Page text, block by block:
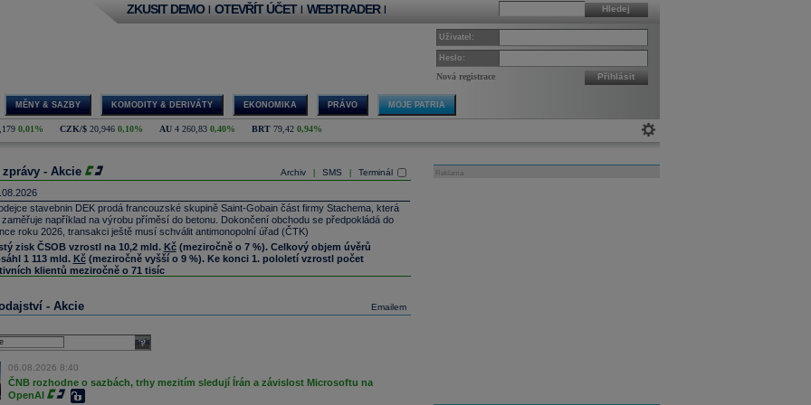
Hledej
ZKUSIT DEMO | OTEVŘÍT ÚČET | WEBTRADER |
Uživatel:
Heslo:
Nová registrace Přihlásit
MĚNY & SAZBY KOMODITY & DERIVÁTY EKONOMIKA PRÁVO MOJE PATRIA
0,01% CZK/$ 20,946 0,10% AU 4 260,83 0,40% BRT 79,42 0,94%
Archiv SMS Terminál
zprávy - Akcie
stavebnin DEK prodá francouzské skupině Saint-Gobain část firmy Stachema, která
například na výrobu příměsí do betonu. Dokončení obchodu se předpokládá do
roku 2026, transakci ještě musí schválit antimonopolní úřad (ČTK)
zisk ČSOB vzrostl na 10,2 mld. Kč(meziročně o 7 %). Celkový objem úvěrů
1 113 mld. Kč(meziročně vyšší o 9 %). Ke konci 1. pololetí vzrostl počet
klientů meziročně o 71 tisíc
oznámilo za 1Q provozní zisk 142,6 mld. jenů (odhad trhu 74,09 mld. jenů)
oznámil za 2Q čisté tržby 10,2 mld.
poklesu o 1,0 % (Bloomberg)
Telekomnavyšuje program odkupu akcií až o 3 mld.EUR(Bloomberg)
očekává ve 3Q upr. provozní zisk 875 mil.
Emailem
- Akcie
select
06.08.2026 8:40
ČNB rozhodne o sazbách, trhy mezitím sledují Írán a závislost Microsoftu na
OpenAI
Reklama